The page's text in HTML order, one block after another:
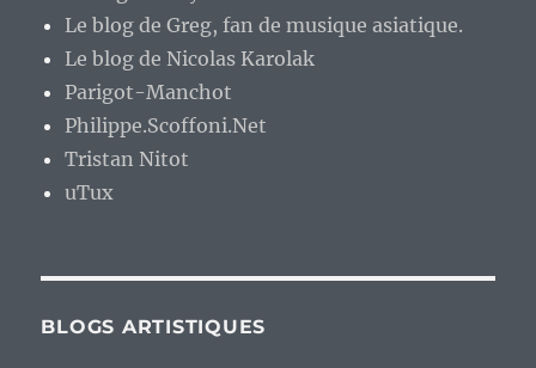
Le blog de Greg, fan de musique asiatique.
Le blog de Nicolas Karolak
Parigot-Manchot
Philippe.Scoffoni.Net
Tristan Nitot
uTux
BLOGS ARTISTIQUES